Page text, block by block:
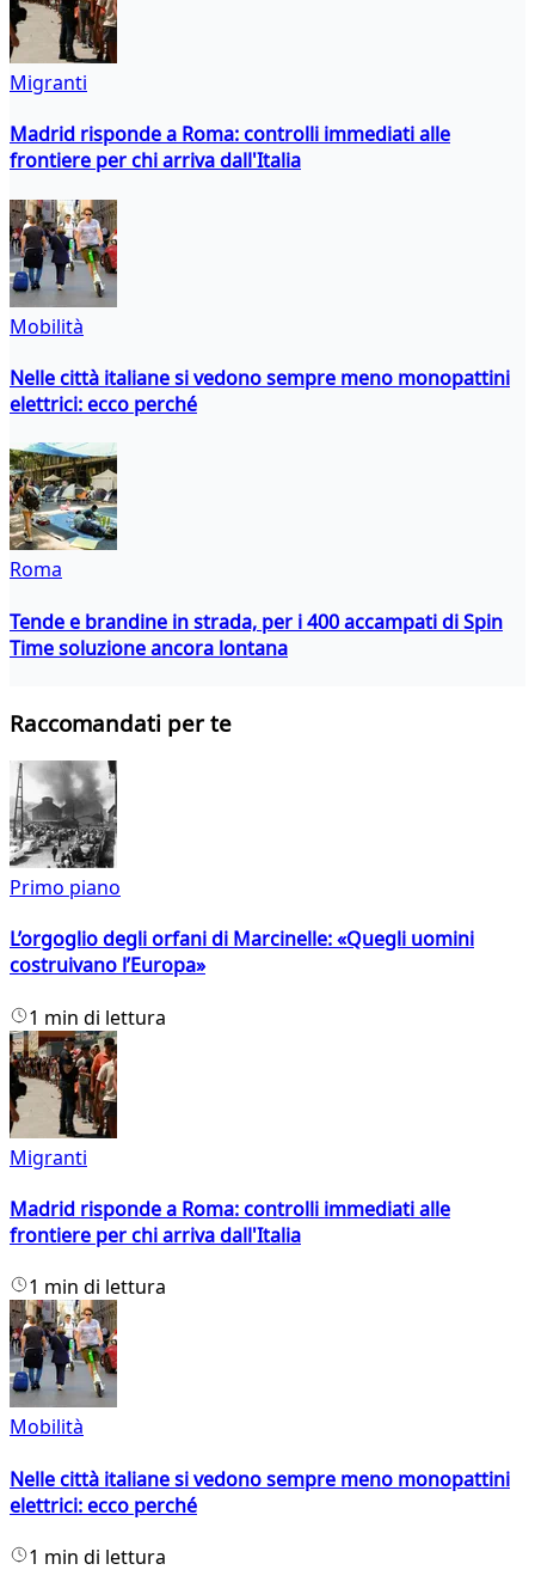
Migranti
Madrid risponde a Roma: controlli immediati alle
frontiere per chi arriva dall'Italia
Mobilità
Nelle città italiane si vedono sempre meno monopattini
elettrici: ecco perché
Roma
Tende e brandine in strada, per i 400 accampati di Spin
Time soluzione ancora lontana
Raccomandati per te
Primo piano
L’orgoglio degli orfani di Marcinelle: «Quegli uomini
costruivano l’Europa»
1 min di lettura
Migranti
Madrid risponde a Roma: controlli immediati alle
frontiere per chi arriva dall'Italia
1 min di lettura
Mobilità
Nelle città italiane si vedono sempre meno monopattini
elettrici: ecco perché
1 min di lettura